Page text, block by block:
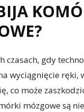
czasach, gdy
wyciągnięcie ręki,
co może
mózgowe są